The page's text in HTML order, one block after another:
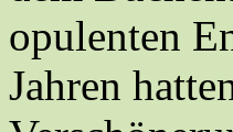
opulenten
Jahren